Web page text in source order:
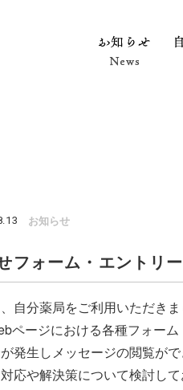
お知ら
お知らせ
フォーム・エントリ
自分薬局をご利用いただきま
ページにおける各種フォー
発生しメッセージの閲覧が
応や解決策について検討して